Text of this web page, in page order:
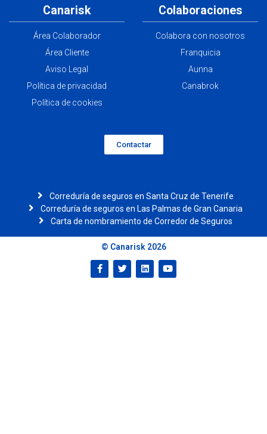
Canarisk
Área Colaborador
Área Cliente
Aviso Legal
Política de privacidad
Política de cookies
Colaboraciones
Colabora con nosotros
Franquicia
Aunna
Canabrok
Contactar
Correduría de seguros en Santa Cruz de Tenerife
Correduría de seguros en Las Palmas de Gran Canaria
Carta de nombramiento de Corredor de Seguros
© Canarisk 2026